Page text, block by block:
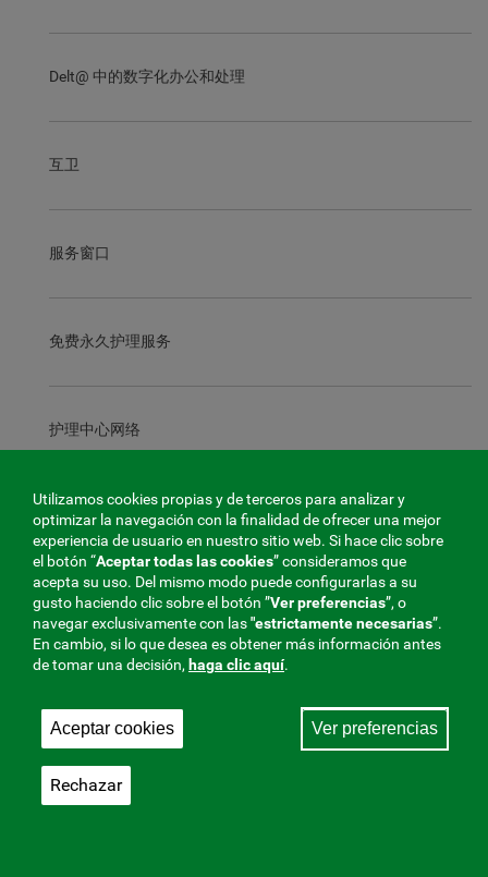
Delt@ 中的数字化办公和处理
互卫
服务窗口
免费永久护理服务
护理中心网络
数字图书馆
互助词典
桌面壁纸
Utilizamos cookies propias y de terceros para analizar y
optimizar la navegación con la finalidad de ofrecer una mejor
experiencia de usuario en nuestro sitio web. Si hace clic sobre
el botón “Aceptar todas las cookies” consideramos que
acepta su uso. Del mismo modo puede configurarlas a su
gusto haciendo clic sobre el botón ”Ver preferencias”, o
navegar exclusivamente con las"estrictamentenecesarias”.
En cambio, si lo que desea es obtener más información antes
de tomar una decisión, haga clic aquí.
Aceptar cookies Ver preferencias
Rechazar